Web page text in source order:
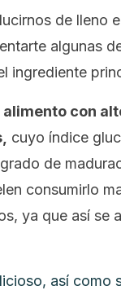
de lleno
algunas
ingrediente
con
cuyo índice
de
consumirlo
ya que así se
así como